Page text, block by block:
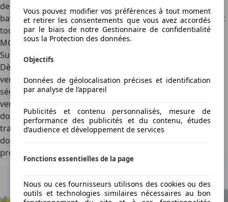
de la batterie. Il n’existe toutefois pas de version avec une
batterie plus grande (et une plus grande autonomie). C’est
tout de même un petit bémol, étant donné que sa sœur, la
MG4, est équipée d’une batterie de 74,4 kWh.
Sur la route
Dès les premiers mètres, le caractère de cette nouvelle
venue est clair. Alors que la MG4 classique cherche à
séduire par son comportement routier plutôt turbulent,
venant faire glisser l'arrière d'un simple claquement de
doigts, cette MG4 Urban se montre plus sensée. La
transmission de la puissance à l'essieu avant est bien
dosée et l'ensemble de la chaîne est fluide, sans être
provocante.
Vous pouvez modifier vos préférences à tout moment
et retirer les consentements que vous avez accordés
par le biais de notre Gestionnaire de confidentialité
sous la Protection des données.
Objectifs
Données de géolocalisation précises et identification
par analyse de l’appareil
Publicités et contenu personnalisés, mesure de
performance des publicités et du contenu, études
d’audience et développement de services
Fonctions essentielles de la page
Nous ou ces fournisseurs utilisons des cookies ou des
outils et technologies similaires nécessaires au bon